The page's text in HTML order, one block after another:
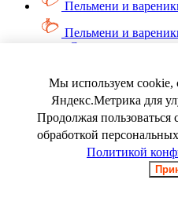
Пельмени и
Пельмени и
Смотреть весь раздел
Ягода
Мы используем cookie,
Яндекс.Метрика для
Продолжая пользоваться
обработкой
Политикой